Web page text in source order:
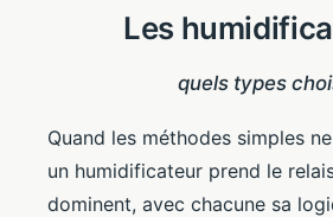
Les
quels types
Quand les méthodes simples
un humidificateur prend le
dominent, avec chacune sa